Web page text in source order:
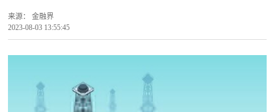
来源： 金融界
2023-08-03 13:55:45